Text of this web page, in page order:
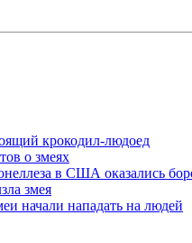
крокодил-людоед
о змеях
в США оказались
змея
начали нападать на людей